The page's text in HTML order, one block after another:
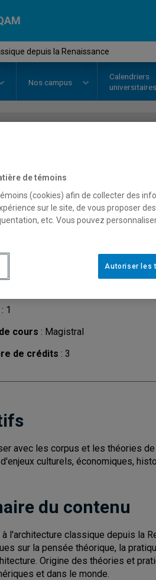
depuis la Renaissance
Nos campus
Calendriers
universitaires
Renaissance
Horaire - Été
: 1
cours : Magistral
de crédits : 3
avec les corpus et les théories
culturels, économiques,
du contenu
l'architecture classique depuis la
sur la pensée théorique, la
Origine des théories et
et dans le monde.
de témoins
(cookies) afin de collecter des
sur le site, de vous proposer
etc. Vous pouvez
Autoriser les